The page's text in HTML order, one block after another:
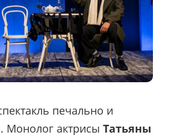
печально и
Монолог актрисы Татьяны